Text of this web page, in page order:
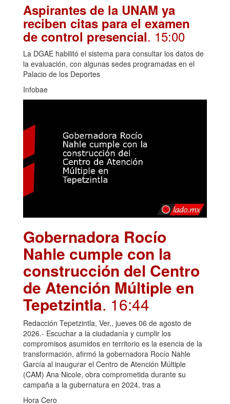
Aspirantes de la UNAM ya
reciben citas para el examen
de control presencial. 15:00
La DGAE habilitó el sistema para consultar los datos de
la evaluación, con algunas sedes programadas en el
Palacio de los Deportes
Infobae
Gobernadora Rocío
Nahle cumple con la
construcción del Centro
de Atención Múltiple en
Tepetzintla. 16:44
Redacción Tepetzintla, Ver., jueves 06 de agosto de
2026.- Escuchar a la ciudadanía y cumplir los
compromisos asumidos en territorio es la esencia de la
transformación, afirmó la gobernadora Rocío Nahle
García al inaugurar el Centro de Atención Múltiple
(CAM) Ana Nicole, obra comprometida durante su
campaña a la gubernatura en 2024, tras a
Hora Cero